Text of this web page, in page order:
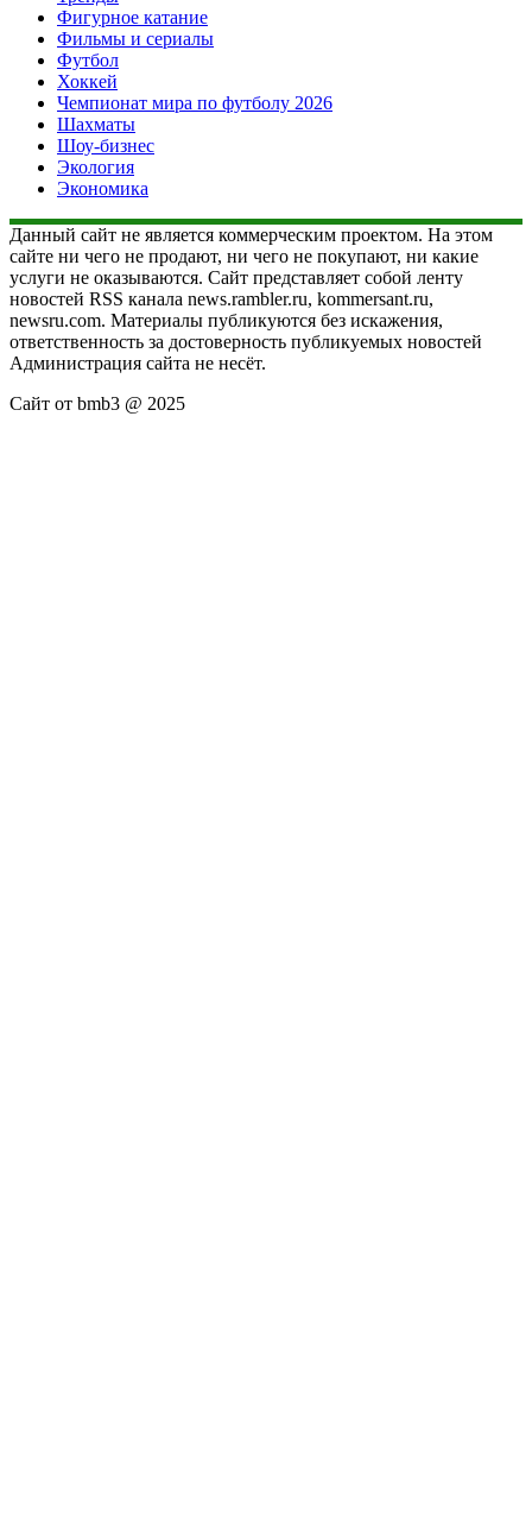
Фигурное катание
Фильмы и сериалы
Футбол
Хоккей
Чемпионат мира по футболу 2026
Шахматы
Шоу-бизнес
Экология
Экономика
Данный сайт не является коммерческим проектом. На этом
сайте ни чего не продают, ни чего не покупают, ни какие
услуги не оказываются. Сайт представляет собой ленту
новостей RSS канала news.rambler.ru, kommersant.ru,
newsru.com. Материалы публикуются без искажения,
ответственность за достоверность публикуемых новостей
Администрация сайта не несёт.
Сайт от bmb3 @ 2025